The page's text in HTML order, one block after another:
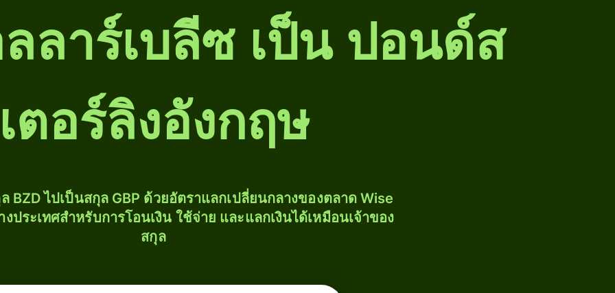
ลาร์เบลีซ เป็น ปอนด์ส
ตอร์ลิงอังกฤษ
BZD ไปเป็นสกุล GBP ด้วยอัตราแลกเปลี่ยนกลางของตลาด Wise
ประเทศสำหรับการโอนเงิน ใช้จ่าย และแลกเงินได้เหมือนเจ้าของ
สกุล